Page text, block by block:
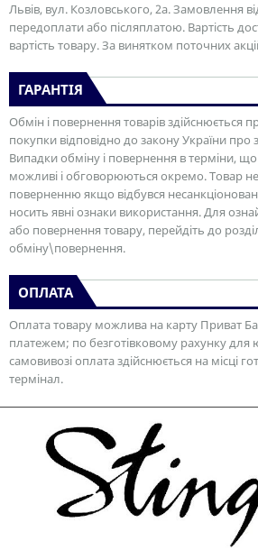
Львів, вул. Козловського, 2а. Замовлення
передоплати або післяплатою. Вартість
вартість товару. За винятком поточних
ГАРАНТІЯ
Обмін і повернення товарів здійснюється
покупки відповідно до закону України про
Випадки обміну і повернення в терміни,
можливі і обговорюються окремо. Товар
поверненню якщо відбувся
носить явні ознаки використання. Для
або повернення товару, перейдіть до
обміну\повернення.
ОПЛАТА
Оплата товару можлива на карту Приват
платежем; по безготівковому рахунку
самовивозі оплата здійснюється на місці
термінал.